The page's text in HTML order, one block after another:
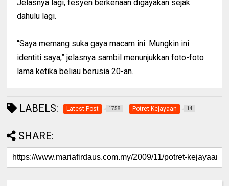
Jelasnya lagi, fesyen berkenaan digayakan sejak
dahulu lagi.
“Saya memang suka gaya macam ini. Mungkin ini
identiti saya,” jelasnya sambil menunjukkan foto-foto
lama ketika beliau berusia 20-an.
LABELS: Latest Post 1758 Potret Kejayaan 14
SHARE: